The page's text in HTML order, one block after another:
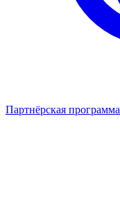
Партнёрская программа